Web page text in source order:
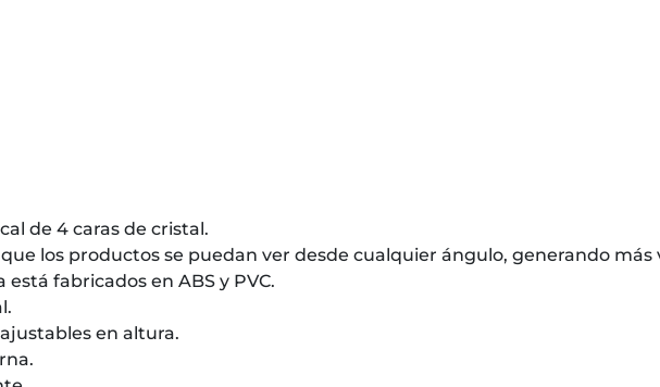
de 4 caras de cristal.
que los productos se puedan ver desde cualquier ángulo, generando
está fabricados en ABS y PVC.
en altura.